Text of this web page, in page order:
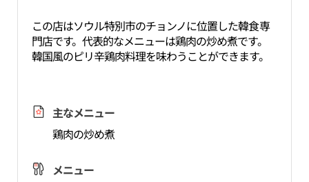
この店はソウル特別市のチョンノに位置した韓食専
門店です。代表的なメニューは鶏肉の炒め煮です。
韓国風のピリ辛鶏肉料理を味わうことができます。
主なメニュー
鶏肉の炒め煮
メニュー